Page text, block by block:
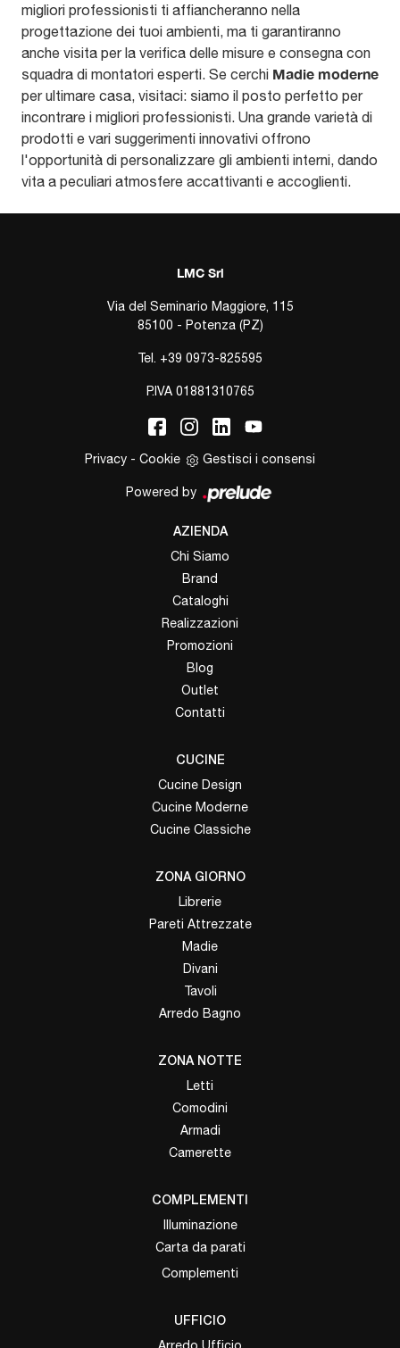
migliori professionisti ti affiancheranno nella
progettazione dei tuoi ambienti, ma ti garantiranno
anche visita per la verifica delle misure e consegna con
squadra di montatori esperti. Se cerchi Madie moderne
per ultimare casa, visitaci: siamo il posto perfetto per
incontrare i migliori professionisti. Una grande varietà di
prodotti e vari suggerimenti innovativi offrono
l'opportunità di personalizzare gli ambienti interni, dando
vita a peculiari atmosfere accattivanti e accoglienti.
LMC Srl
Via del Seminario Maggiore, 115
85100 - Potenza (PZ)
Tel. +39 0973-825595
P.IVA 01881310765
Privacy - Cookie Gestisci i consensi
Powered by
AZIENDA
Chi Siamo
Brand
Cataloghi
Realizzazioni
Promozioni
Blog
Outlet
Contatti
CUCINE
Cucine Design
Cucine Moderne
Cucine Classiche
ZONA GIORNO
Librerie
Pareti Attrezzate
Madie
Divani
Tavoli
Arredo Bagno
ZONA NOTTE
Letti
Comodini
Armadi
Camerette
COMPLEMENTI
Illuminazione
Carta da parati
Complementi
UFFICIO